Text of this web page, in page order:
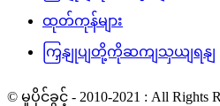
ထုတ်ကုန်များ
ကြှနျုပျတို့ကိုဆကျသှယျရနျ
© မူပိုင်ခွင့် - 2010-2021 : All Rights